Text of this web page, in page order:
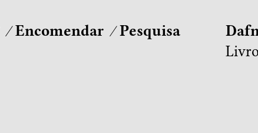
Encomendar Pesquisa